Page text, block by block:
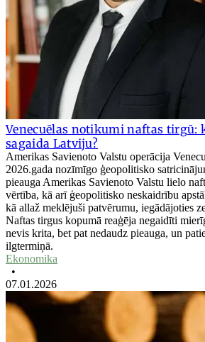
Venecuēlas notikumi naftas tirgū:
sagaida Latviju?
Amerikas Savienoto Valstu operācija
2026.gada nozīmīgo ģeopolitisko
pieauga Amerikas Savienoto Valstu lielo
vērtība, kā arī ģeopolitisko neskaidrību
kā allaž meklējuši patvērumu, iegādājoties
Naftas tirgus kopumā reaģēja negaidīti
nevis krita, bet pat nedaudz pieauga, un
ilgtermiņā.
Ekonomika
•
07.01.2026